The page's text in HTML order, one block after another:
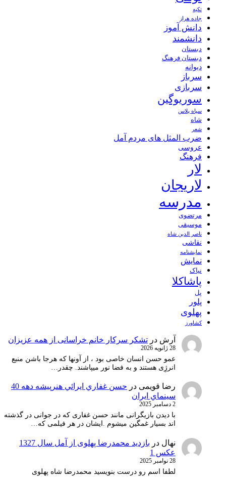
تکیه
جاده هراز
دانش آموز
دانشمند
دبستان
دبستان فرهنگ
دیوانه
سرباز
سربازی
سوریوگین
سیاه پلاس
شاه
شعر
ضرب المثل های مردم آمل
عروسی
فرهنگ
لار
لاریجان
مدرسه
مرتضوی
موسیقی
ناصر الدین شاه
نقاشی
نمايشنامه
نمایش
نیاک
پاشاکلا
پل
پلور
پهلوی
کشاورز
آرش در تشکر سرکار خانم خراسانی از همه عزیزان
28 ژانویه 2026
عمو حسن انسان خاصی بود ، از آونها که هرجا باشن منبع
انرژِی هستند و به فضا نور میپاشند. چقدر…
رضا قویمی در
حسن غفاري ايرائي هنرپيشه دهه 40
سينماي ايران
2 دسامبر 2025
با دیدن بازیگرانی مانند حسن غفاری که در جوانی در گذشته
اند بسیار غمگین میشوم .ایشان در هر فیلمی که…
نهال در
بازدید محمدرضا پهلوی از آمل سال 1327
عکس 1
28 نوامبر 2025
لطفا اسم رو درست بنویسید محمدرضا شاه پهلوی